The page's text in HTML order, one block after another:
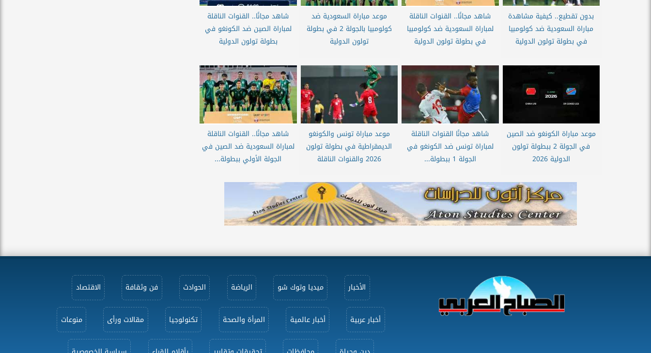
بدون تقطيع.. كيفية مشاهدة
مباراة السعودية ضد كولومبيا
في بطولة تولون الدولية
شاهد مجانًا.. القنوات الناقلة
لمباراة السعودية ضد كولومبيا
في بطولة تولون الدولية
موعد مباراة السعودية ضد
كولومبيا بالجولة 2 في بطولة
تولون الدولية
شاهد مجانًا.. القنوات الناقلة
لمباراة الصين ضد الكونغو في
بطولة تولون الدولية
موعد مباراة الكونغو ضد الصين
في الجولة 2 ببطولة تولون
الدولية 2026
شاهد مجانًا القنوات الناقلة
لمباراة تونس ضد الكونغو في
الجولة 1 ببطولة...
موعد مباراة تونس والكونغو
الديمقراطية في بطولة تولون
2026 والقنوات الناقلة
شاهد مجانًا.. القنوات الناقلة
لمباراة السعودية ضد الصين في
الجولة الأولي ببطولة...
الأخبار ميديا وتوك شو الرياضة الحوادث فن وثقافة الاقتصاد
أخبار عربية أخبار عالمية المرأة والصحة تكنولوجيا مقالات ورأى منوعات